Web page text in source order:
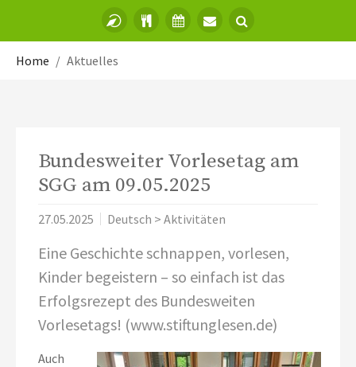
Home Aktuelles
Bundesweiter Vorlesetag am
SGG am 09.05.2025
27.05.2025 Deutsch > Aktivitäten
Eine Geschichte schnappen, vorlesen,
Kinder begeistern – so einfach ist das
Erfolgsrezept des Bundesweiten
Vorlesetags! (www.stiftunglesen.de)
Auch